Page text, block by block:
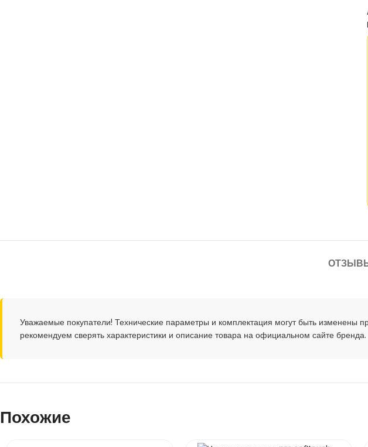
Уважаемые покупатели! Технические параметры и комплектация могут быть изменены
рекомендуем сверять характеристики и описание товара на официальном сайте бренда.
Похожие